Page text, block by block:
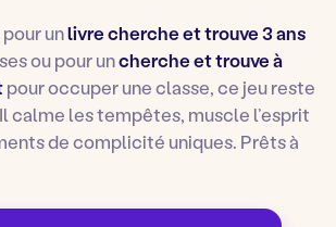
unlivre cherche et trouve 3 ans
ou pour uncherche et trouve à
pour occuper une classe, ce jeu reste
calme les tempêtes, muscle l’esprit
de complicité uniques. Prêts à